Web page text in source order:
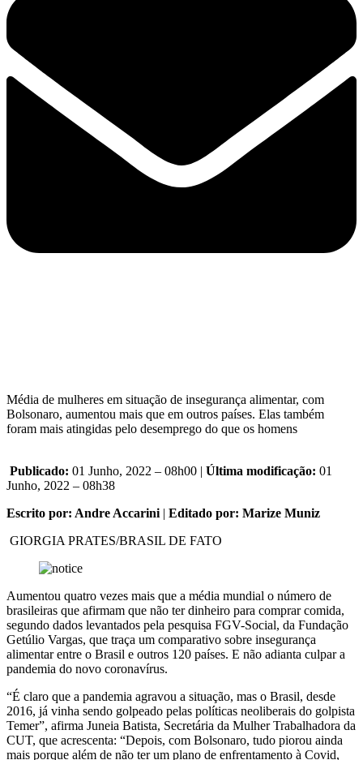
Média de mulheres em situação de insegurança alimentar, com
Bolsonaro, aumentou mais que em outros países. Elas também
foram mais atingidas pelo desemprego do que os homens
Publicado: 01 Junho, 2022 – 08h00 | Última modificação: 01
Junho, 2022 – 08h38
Escrito por: Andre Accarini | Editado por: Marize Muniz
GIORGIA PRATES/BRASIL DE FATO
Aumentou quatro vezes mais que a média mundial o número de
brasileiras que afirmam que não ter dinheiro para comprar comida,
segundo dados levantados pela pesquisa FGV-Social, da Fundação
Getúlio Vargas, que traça um comparativo sobre insegurança
alimentar entre o Brasil e outros 120 países. E não adianta culpar a
pandemia do novo coronavírus.
“É claro que a pandemia agravou a situação, mas o Brasil, desde
2016, já vinha sendo golpeado pelas políticas neoliberais do golpista
Temer”, afirma Juneia Batista, Secretária da Mulher Trabalhadora da
CUT, que acrescenta: “Depois, com Bolsonaro, tudo piorou ainda
mais porque além de não ter um plano de enfrentamento à Covid,